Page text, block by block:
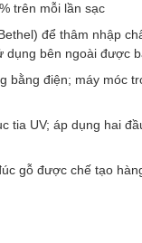
trên mỗi lần sạc
để thâm nhập
dụng bên ngoài được
bằng điện; máy móc
tia UV; áp dụng hai
gỗ được chế tạo